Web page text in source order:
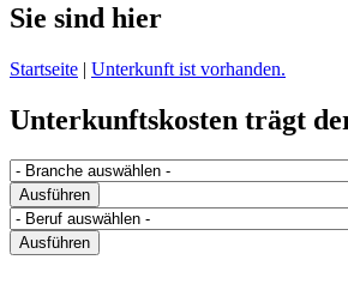
Sie sind hier
Startseite | Unterkunft ist vorhanden.
Unterkunftskosten trägt